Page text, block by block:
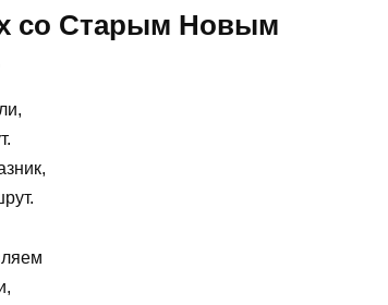
со Старым Новым